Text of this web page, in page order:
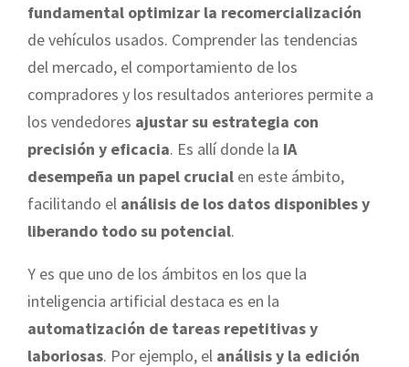
fundamental optimizar la recomercialización
de vehículos usados. Comprender las tendencias
del mercado, el comportamiento de los
compradores y los resultados anteriores permite a
los vendedores ajustar su estrategia con
precisión y eficacia. Es allí donde la IA
desempeña un papel crucial en este ámbito,
facilitando el análisis de los datos disponibles y
liberando todo su potencial.
Y es que uno de los ámbitos en los que la
inteligencia artificial destaca es en la
automatización de tareas repetitivas y
laboriosas. Por ejemplo, el análisis y la edición